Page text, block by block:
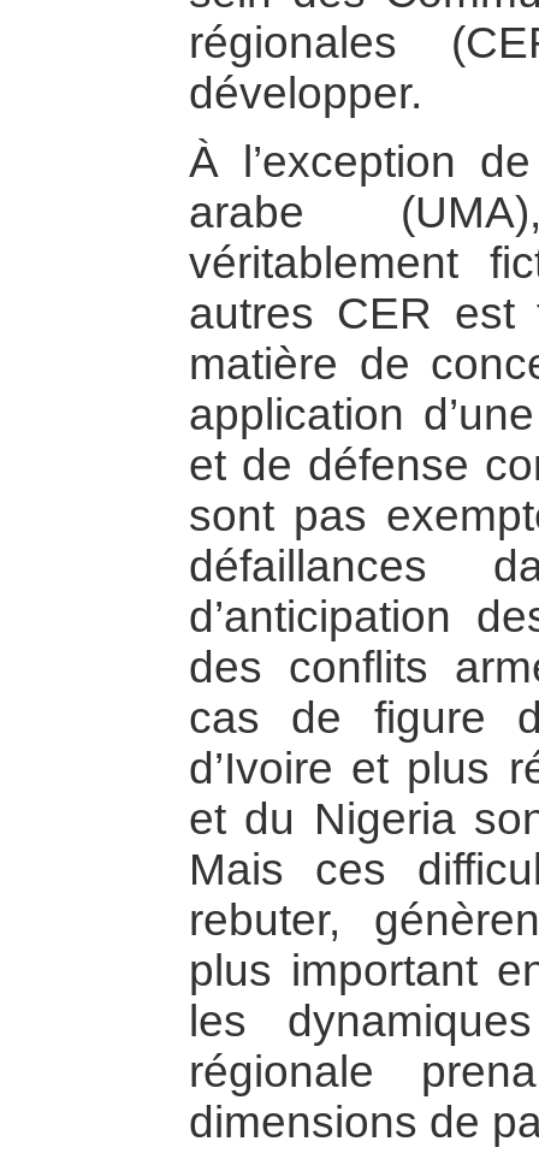
régionales
développer.
À l’exception
arabe
véritablement
autres CER est
matière de
application
et de défense
sont pas
défaillances
d’anticipation
des conflits
cas de figure
d’Ivoire et plus
et du Nigeria
Mais ces
rebuter,
plus important
les
régionale
dimensions de